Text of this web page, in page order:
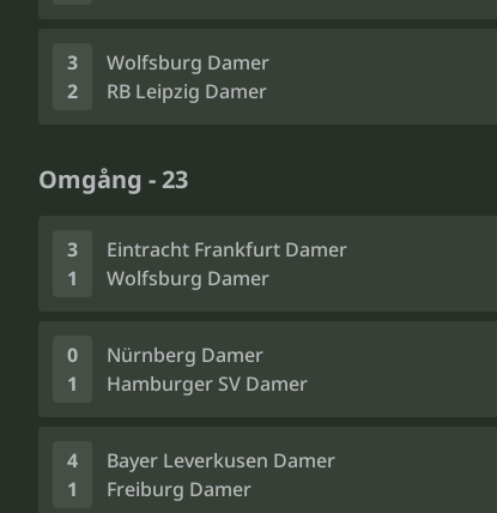
3
2
Wolfsburg Damer
RB Leipzig Damer
Omgång - 23
3
1
Eintracht Frankfurt Damer
Wolfsburg Damer
0
1
Nürnberg Damer
Hamburger SV Damer
4
1
Bayer Leverkusen Damer
Freiburg Damer